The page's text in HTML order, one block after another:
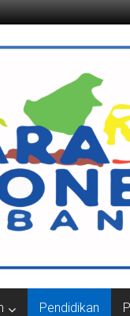
Pendidikan